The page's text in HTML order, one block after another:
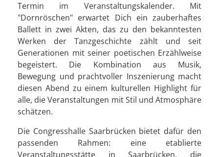
Termin im Veranstaltungskalender. Mit
"Dornröschen" erwartet Dich ein zauberhaftes
Ballett in zwei Akten, das zu den bekanntesten
Werken der Tanzgeschichte zählt und seit
Generationen mit seiner poetischen Erzählweise
begeistert. Die Kombination aus Musik,
Bewegung und prachtvoller Inszenierung macht
diesen Abend zu einem kulturellen Highlight für
alle, die Veranstaltungen mit Stil und Atmosphäre
schätzen.
Die Congresshalle Saarbrücken bietet dafür den
passenden Rahmen: eine etablierte
Veranstaltungsstätte in Saarbrücken, die